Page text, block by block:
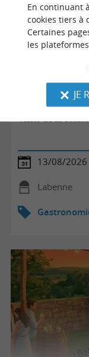
Visite de la
13/08/2026
Labenne
En continuant
cookies tiers à
Certaines
les
JE